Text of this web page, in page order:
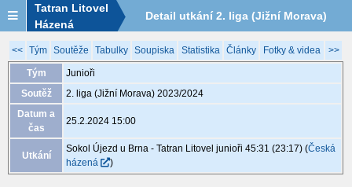
Tatran Litovel
Házená
Detail utkání 2. liga (Jižní Morava)
2023/2024, XAE080, 25.2. 15:00
<< Tým Soutěže Tabulky Soupiska Statistika Články Fotky & videa >>
Tým
Junioři
Soutěž
2. liga (Jižní Morava) 2023/2024
Datum a
čas
25.2.2024 15:00
Utkání
Sokol Újezd u Brna - Tatran Litovel junioři 45:31 (23:17)(Česká
házená
)